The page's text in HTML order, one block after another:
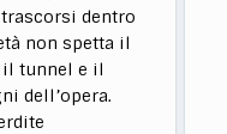
dentro
non spetta il
il tunnel e il
dell’opera.